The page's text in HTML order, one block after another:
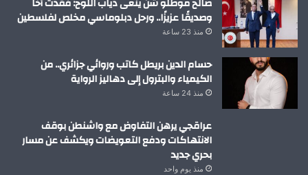
وصديقًا عزيزًا.. ورحل دبلوماسي مخلص لفلسطين
منذ 23 ساعة
حسام الدين بريطل كاتب وروائي جزائري.. من
الكيمياء والبترول إلى دهاليز الرواية
منذ 24 ساعة
عراقجي يرهن التفاوض مع واشنطن بوقف
الانتهاكات ودفع التعويضات ويكشف عن مسار
بحري جديد
منذ يوم واحد